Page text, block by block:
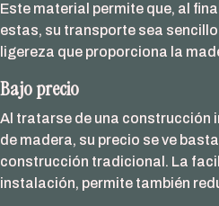
Este material permite que, al
estas, su transporte sea
ligereza que proporciona la
Bajo precio
Al tratarse de una construcción
de madera, su precio se ve
construcción tradicional. La
instalación, permite también